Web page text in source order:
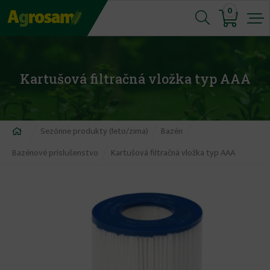
Jump
to
0
Kartušová filtračná vložka typ AAA
Nachádzate
sa
Sezónne produkty (leto/zima)
Bazén
Bazénové príslušenstvo
Kartušová filtračná vložka typ AAA